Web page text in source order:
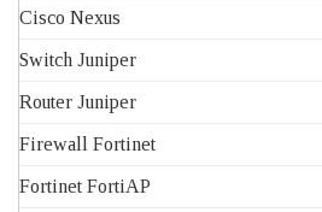
Cisco Nexus
Switch Juniper
Router Juniper
Firewall Fortinet
Fortinet FortiAP